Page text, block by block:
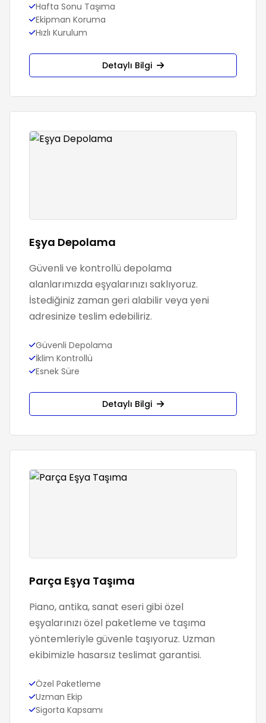
Hafta Sonu Taşıma
Ekipman Koruma
Hızlı Kurulum
Detaylı Bilgi
Eşya Depolama
Güvenli ve kontrollü depolama
alanlarımızda eşyalarınızı saklıyoruz.
İstediğiniz zaman geri alabilir veya yeni
adresinize teslim edebiliriz.
Güvenli Depolama
İklim Kontrollü
Esnek Süre
Detaylı Bilgi
Parça Eşya Taşıma
Piano, antika, sanat eseri gibi özel
eşyalarınızı özel paketleme ve taşıma
yöntemleriyle güvenle taşıyoruz. Uzman
ekibimizle hasarsız teslimat garantisi.
Özel Paketleme
Uzman Ekip
Sigorta Kapsamı